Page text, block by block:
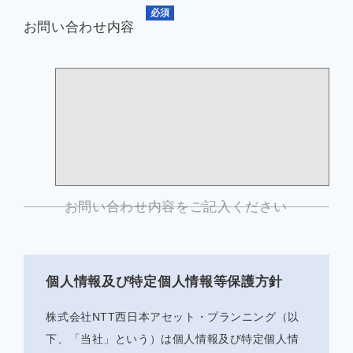
お問い合わせ内容
必須
お問い合わせ内容をご記入ください
個人情報及び特定個人情報等保護方針
株式会社NTT西日本アセット・プランニング（以
下、「当社」という）は個人情報及び特定個人情